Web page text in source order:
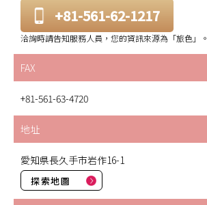
+81-561-62-1217
洽詢時請告知服務人員，您的資訊來源為「旅色」。
FAX
+81-561-63-4720
地址
愛知県長久手市岩作16-1
探索地圖